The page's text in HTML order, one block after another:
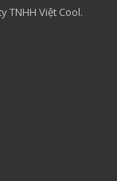
TNHH Việt Cool.